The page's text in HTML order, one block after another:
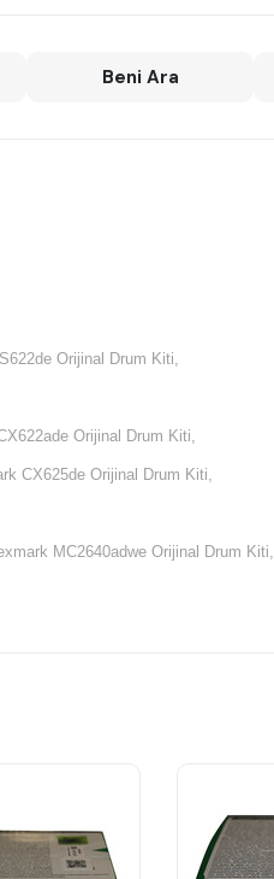
Beni Ara
Orijinal Drum Kiti,
Orijinal Drum Kiti,
CX625de Orijinal Drum Kiti,
MC2640adwe Orijinal Drum Kiti,